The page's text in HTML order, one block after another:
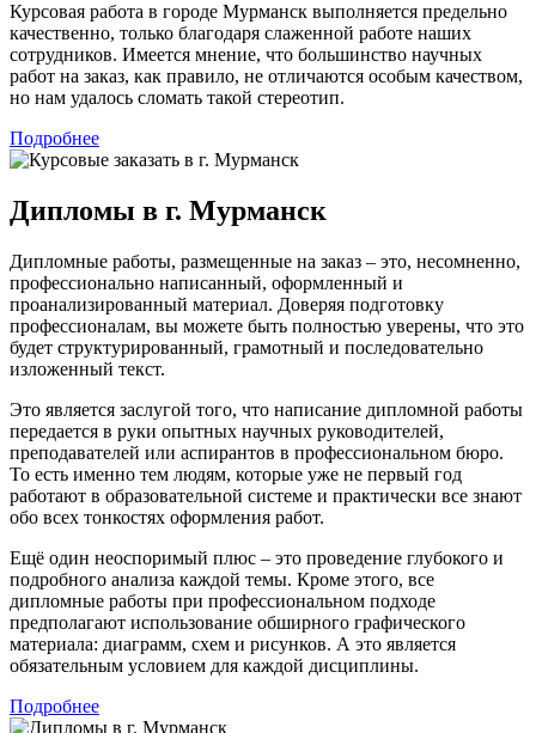
Курсовая работа в городе Мурманск выполняется предельно
качественно, только благодаря слаженной работе наших
сотрудников. Имеется мнение, что большинство научных
работ на заказ, как правило, не отличаются особым качеством,
но нам удалось сломать такой стереотип.
Подробнее
Дипломы в г. Мурманск
Дипломные работы, размещенные на заказ – это, несомненно,
профессионально написанный, оформленный и
проанализированный материал. Доверяя подготовку
профессионалам, вы можете быть полностью уверены, что это
будет структурированный, грамотный и последовательно
изложенный текст.
Это является заслугой того, что написание дипломной работы
передается в руки опытных научных руководителей,
преподавателей или аспирантов в профессиональном бюро.
То есть именно тем людям, которые уже не первый год
работают в образовательной системе и практически все знают
обо всех тонкостях оформления работ.
Ещё один неоспоримый плюс – это проведение глубокого и
подробного анализа каждой темы. Кроме этого, все
дипломные работы при профессиональном подходе
предполагают использование обширного графического
материала: диаграмм, схем и рисунков. А это является
обязательным условием для каждой дисциплины.
Подробнее